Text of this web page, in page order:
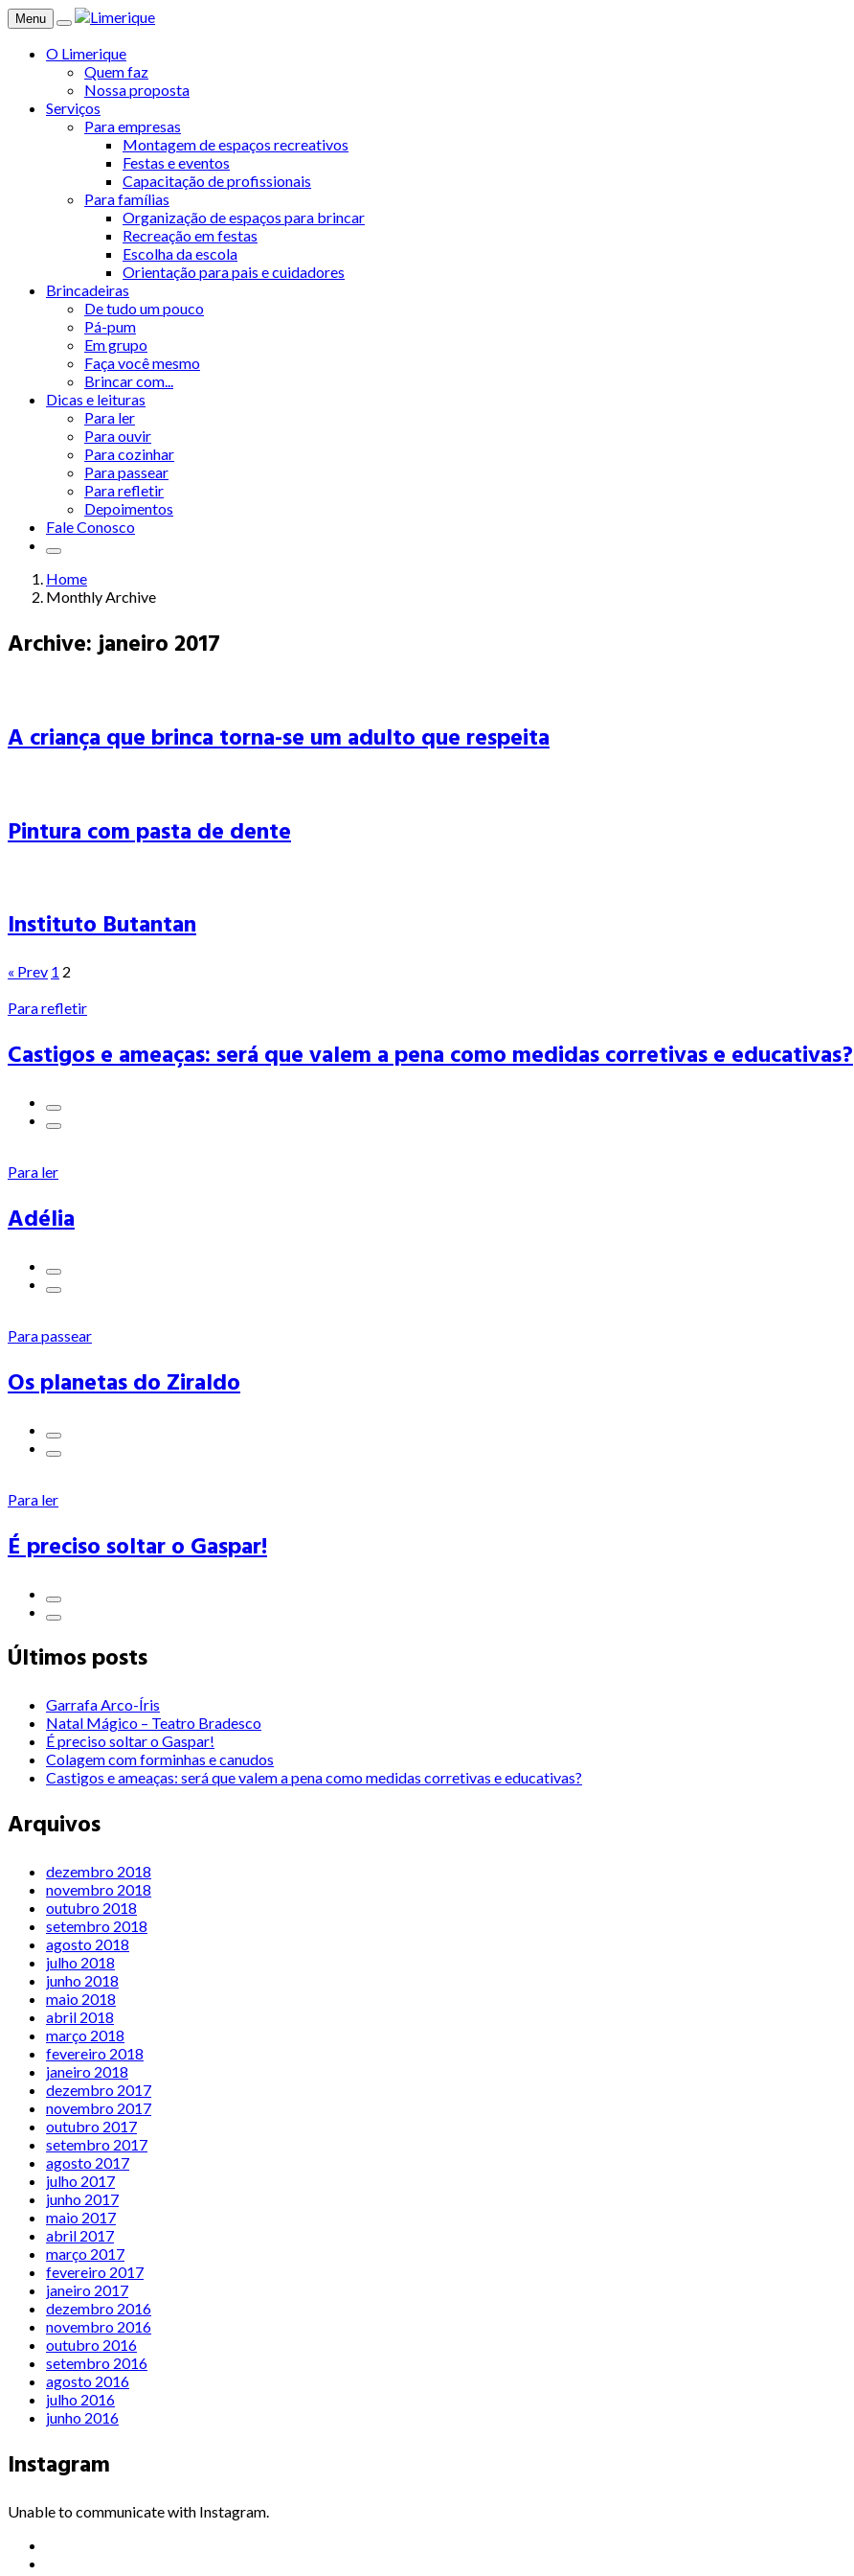
Menu
O Limerique
Quem faz
Nossa proposta
Serviços
Para empresas
Montagem de espaços recreativos
Festas e eventos
Capacitação de profissionais
Para famílias
Organização de espaços para brincar
Recreação em festas
Escolha da escola
Orientação para pais e cuidadores
Brincadeiras
De tudo um pouco
Pá-pum
Em grupo
Faça você mesmo
Brincar com...
Dicas e leituras
Para ler
Para ouvir
Para cozinhar
Para passear
Para refletir
Depoimentos
Fale Conosco
Home
Monthly Archive
Archive: janeiro 2017
A criança que brinca torna-se um adulto que respeita
Pintura com pasta de dente
Instituto Butantan
« Prev 1 2
Para refletir
Castigos e ameaças: será que valem a pena como medidas corretivas e educativas?
Para ler
Adélia
Para passear
Os planetas do Ziraldo
Para ler
É preciso soltar o Gaspar!
Últimos posts
Garrafa Arco-Íris
Natal Mágico – Teatro Bradesco
É preciso soltar o Gaspar!
Colagem com forminhas e canudos
Castigos e ameaças: será que valem a pena como medidas corretivas e educativas?
Arquivos
dezembro 2018
novembro 2018
outubro 2018
setembro 2018
agosto 2018
julho 2018
junho 2018
maio 2018
abril 2018
março 2018
fevereiro 2018
janeiro 2018
dezembro 2017
novembro 2017
outubro 2017
setembro 2017
agosto 2017
julho 2017
junho 2017
maio 2017
abril 2017
março 2017
fevereiro 2017
janeiro 2017
dezembro 2016
novembro 2016
outubro 2016
setembro 2016
agosto 2016
julho 2016
junho 2016
Instagram
Unable to communicate with Instagram.